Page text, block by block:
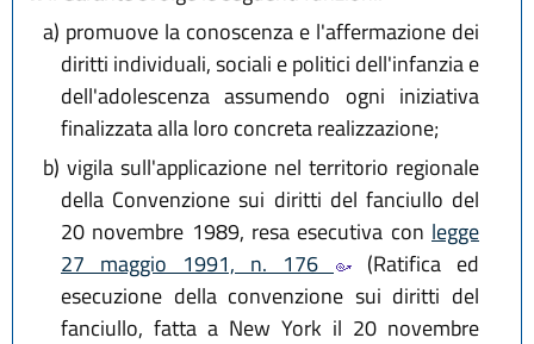
a) promuove la conoscenza e l'affermazione dei
diritti individuali, sociali e politici dell'infanzia e
dell'adolescenza assumendo ogni iniziativa
finalizzata alla loro concreta realizzazione;
b) vigila sull'applicazione nel territorio regionale
della Convenzione sui diritti del fanciullo del
20 novembre 1989, resa esecutiva con legge
27 maggio 1991, n. 176
(Ratifica ed
esecuzione della convenzione sui diritti del
fanciullo, fatta a New York il 20 novembre